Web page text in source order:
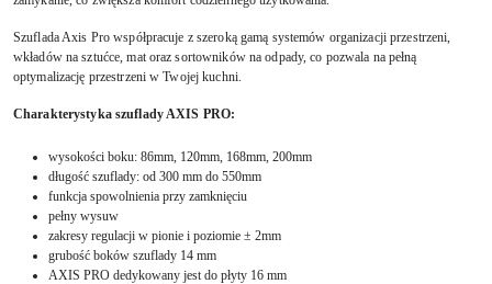
Szuflada Axis Pro współpracuje z szeroką gamą systemów organizacji przestrzeni,
wkładów na sztućce, mat oraz sortowników na odpady, co pozwala na pełną
optymalizację przestrzeni w Twojej kuchni.
Charakterystyka szuflady AXIS PRO:
wysokości boku: 86mm, 120mm, 168mm, 200mm
długość szuflady: od 300 mm do 550mm
funkcja spowolnienia przy zamknięciu
pełny wysuw
zakresy regulacji w pionie i poziomie ± 2mm
grubość boków szuflady 14 mm
AXIS PRO dedykowany jest do płyty 16 mm